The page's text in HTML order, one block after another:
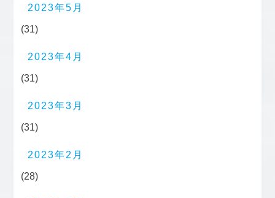
2023年5月
(31)
2023年4月
(31)
2023年3月
(31)
2023年2月
(28)